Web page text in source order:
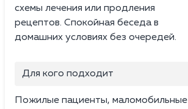
схемы лечения или продления
рецептов. Спокойная беседа в
домашних условиях без очередей.
Для кого подходит
Пожилые пациенты, маломобильные